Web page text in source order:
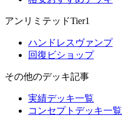
アンリミテッドTier1
ハンドレスヴァンプ
回復ビショップ
その他のデッキ記事
実績デッキ一覧
コンセプトデッキ一覧